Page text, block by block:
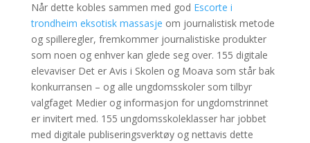
Når dette kobles sammen med god Escorte i
trondheim eksotisk massasje om journalistisk metode
og spilleregler, fremkommer journalistiske produkter
som noen og enhver kan glede seg over. 155 digitale
elevaviser Det er Avis i Skolen og Moava som står bak
konkurransen – og alle ungdomsskoler som tilbyr
valgfaget Medier og informasjon for ungdomstrinnet
er invitert med. 155 ungdomsskoleklasser har jobbet
med digitale publiseringsverktøy og nettavis dette